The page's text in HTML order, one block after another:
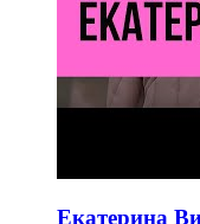
Екатерина